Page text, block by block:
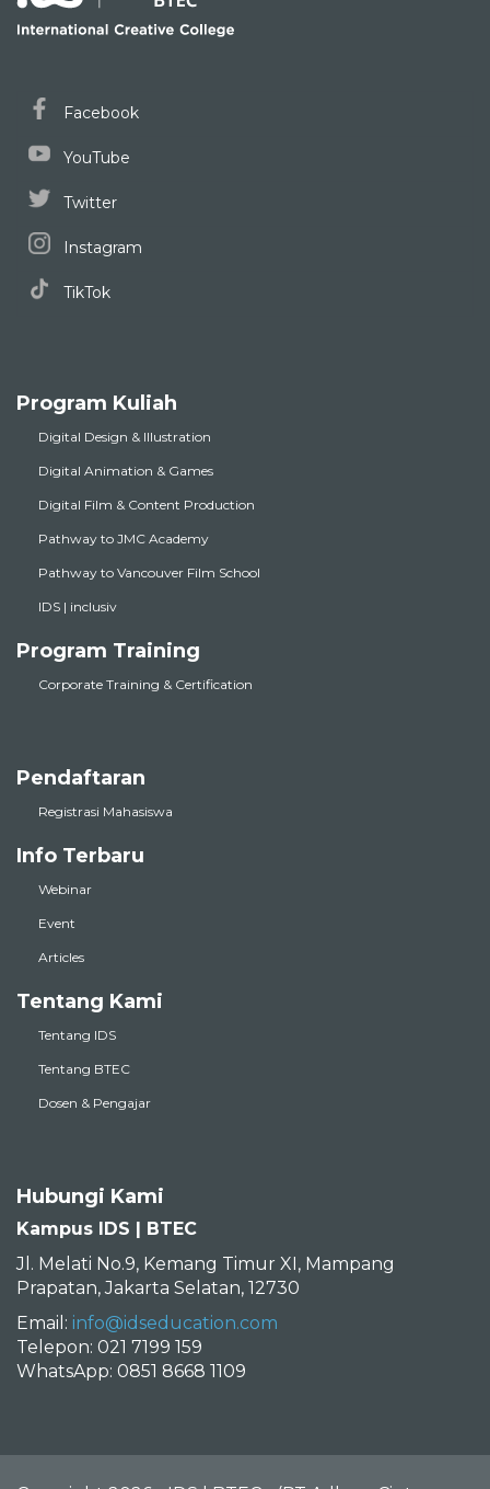
Facebook
YouTube
Twitter
Instagram
TikTok
Program Kuliah
Digital Design & Illustration
Digital Animation & Games
Digital Film & Content Production
Pathway to JMC Academy
Pathway to Vancouver Film School
IDS | inclusiv
Program Training
Corporate Training & Certification
Pendaftaran
Registrasi Mahasiswa
Info Terbaru
Webinar
Event
Articles
Tentang Kami
Tentang IDS
Tentang BTEC
Dosen & Pengajar
Hubungi Kami
Kampus IDS | BTEC
Jl. Melati No.9, Kemang Timur XI, Mampang
Prapatan, Jakarta Selatan, 12730
Email: info@idseducation.com
Telepon: 021 7199 159
WhatsApp: 0851 8668 1109